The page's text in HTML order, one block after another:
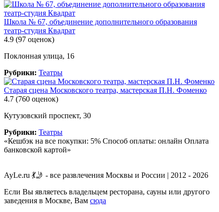
Школа № 67, объединение дополнительного образования
театр-студия Квадрат
4.9 (97 оценок)
Поклонная улица, 16
Рубрики: Театры
Старая сцена Московского театра, мастерская П.Н. Фоменко
4.7 (760 оценок)
Кутузовский проспект, 30
Рубрики: Театры
«Кешбэк на все покупки: 5% Способ оплаты: онлайн Оплата
банковской картой»
AyLe.ru 💃🤳 - все развлечения Москвы и России | 2012 - 2026
Если Вы являетесь владельцем ресторана, сауны или другого
заведения в Москве, Вам сюда